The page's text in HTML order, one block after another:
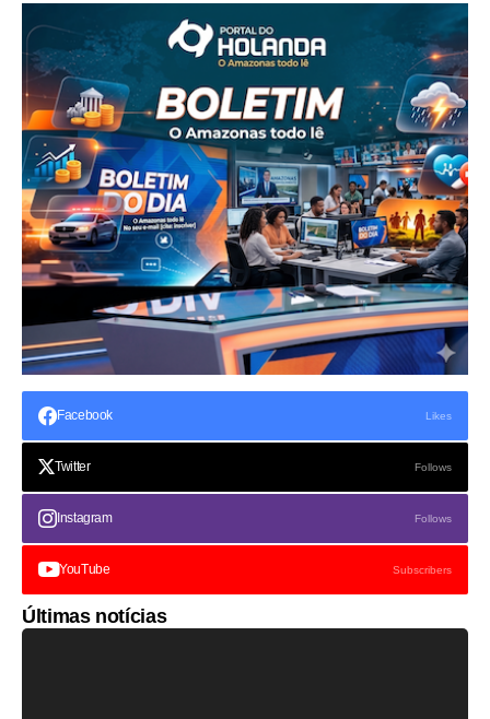
Facebook Likes
Twitter Follows
Instagram Follows
YouTube Subscribers
Últimas notícias